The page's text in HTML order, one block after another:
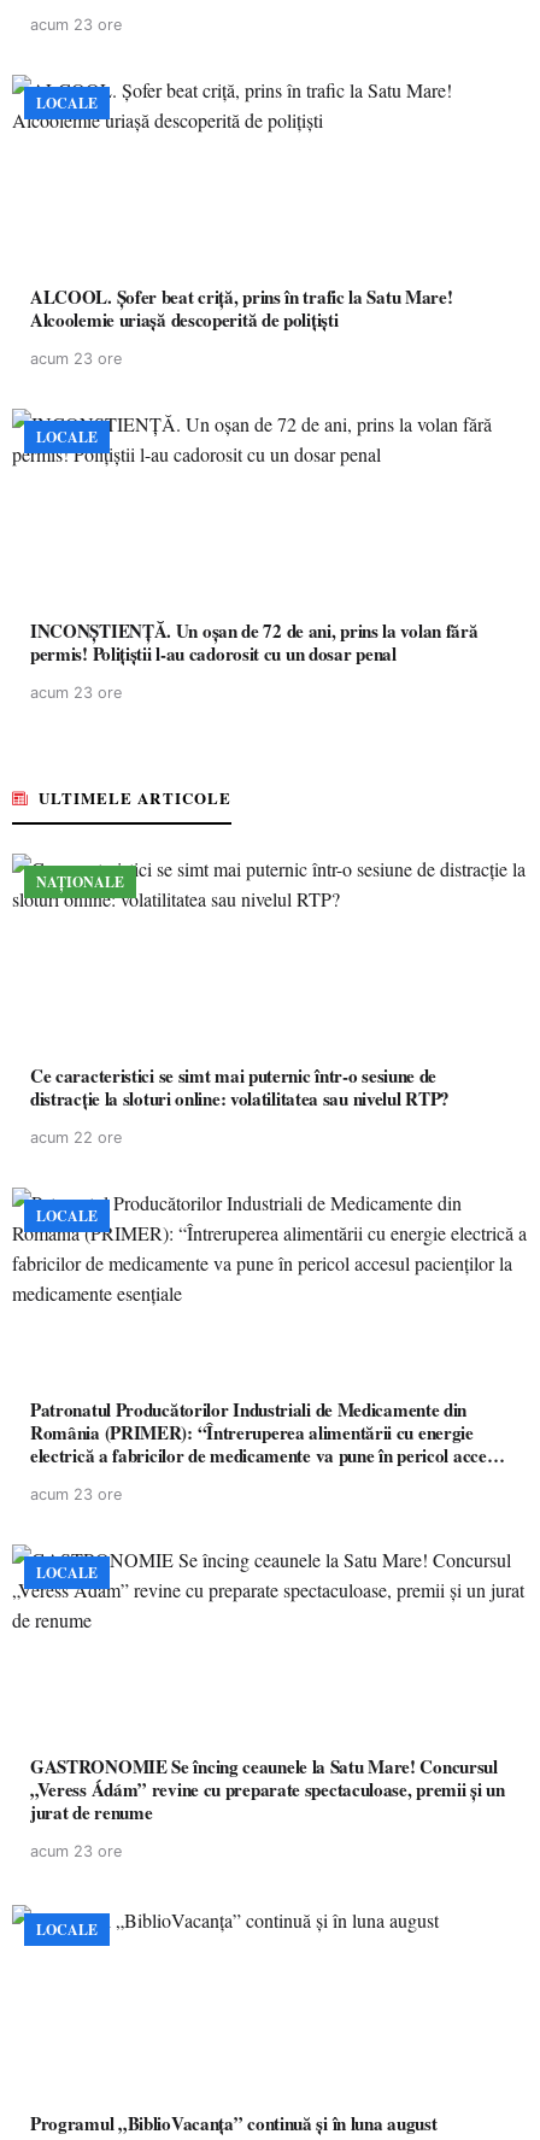
acum 23 ore
LOCALE
ALCOOL. Șofer beat criță, prins în trafic la Satu Mare!
Alcoolemie uriașă descoperită de polițiști
acum 23 ore
LOCALE
INCONȘTIENȚĂ. Un oșan de 72 de ani, prins la volan fără
permis! Polițiștii l-au cadorosit cu un dosar penal
acum 23 ore
ULTIMELE ARTICOLE
NAȚIONALE
Ce caracteristici se simt mai puternic într-o sesiune de
distracție la sloturi online: volatilitatea sau nivelul RTP?
acum 22 ore
LOCALE
Patronatul Producătorilor Industriali de Medicamente din
România (PRIMER): “Întreruperea alimentării cu energie
electrică a fabricilor de medicamente va pune în pericol accesul
acum 23 ore
LOCALE
GASTRONOMIE Se încing ceaunele la Satu Mare! Concursul
„Veress Ádám” revine cu preparate spectaculoase, premii și un
jurat de renume
acum 23 ore
LOCALE
Programul „BiblioVacanța” continuă și în luna august